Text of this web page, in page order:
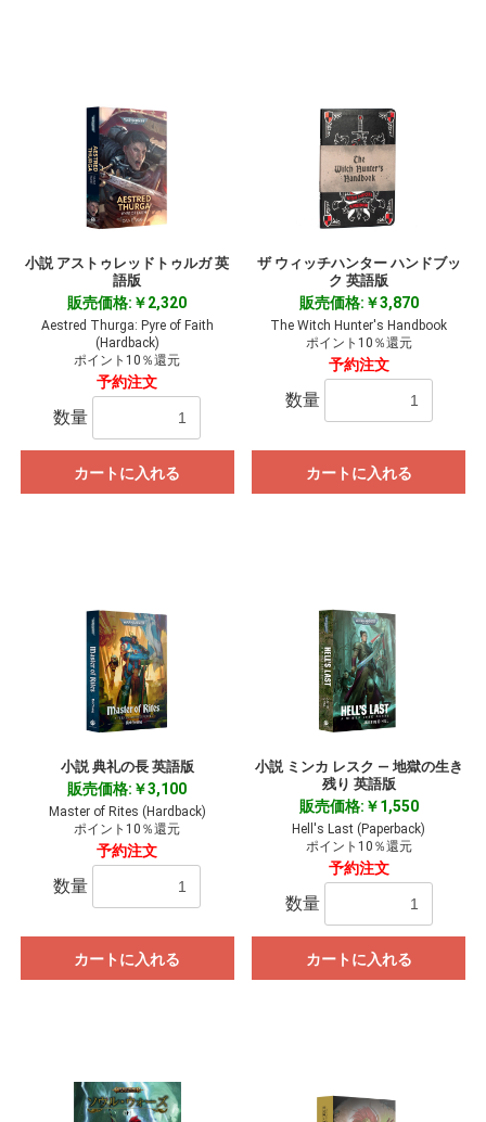
小説 アストゥレッドトゥルガ 英
語版
販売価格:￥2,320
Aestred Thurga: Pyre of Faith
(Hardback)
ポイント10％還元
予約注文
数量
カートに入れる
ザ ウィッチハンター ハンドブッ
ク 英語版
販売価格:￥3,870
The Witch Hunter's Handbook
ポイント10％還元
予約注文
数量
カートに入れる
小説 典礼の長 英語版
販売価格:￥3,100
Master of Rites (Hardback)
ポイント10％還元
予約注文
数量
カートに入れる
小説 ミンカ レスク ― 地獄の生き
残り 英語版
販売価格:￥1,550
Hell's Last (Paperback)
ポイント10％還元
予約注文
数量
カートに入れる